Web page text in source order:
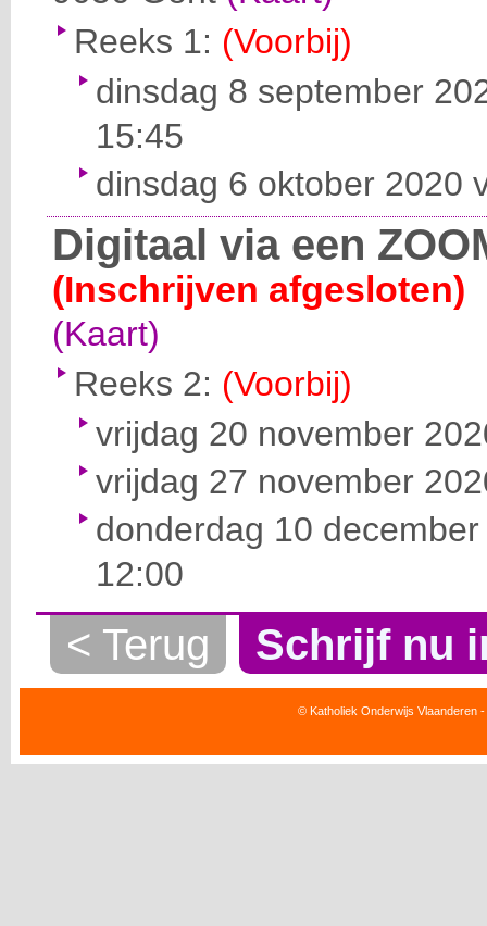
Reeks 1: (Voorbij)
dinsdag 8 september
15:45
dinsdag 6 oktober 2020
Digitaal via een
(Inschrijven afgesloten)
(Kaart)
Reeks 2: (Voorbij)
vrijdag 20 november
vrijdag 27 november
donderdag 10
12:00
< Terug Schrijf nu
© Katholiek Onderwijs Vlaanderen